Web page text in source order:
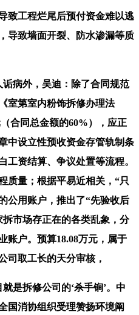
工程烂尾后预付资金难以逃
导致墙面开裂、防水渗漏等质
病外，吴迪：除了合同规范
室第室内粉饰拆修办理法
合同总金额的60%），应正
中设立性预收资金存管轨制条
工资结算、争议处置等流程。
质量；根据平易近相关，“只
公用账户，推出了“先验收后
市场存正在的各类乱象，分
账户。预算18.08万元，属于
司取工长的天分审核，
拆修公司的‘杀手锏’。中
国消协组织受理赞扬环境阐